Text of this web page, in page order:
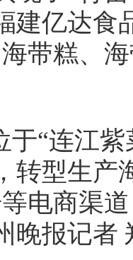
建亿达食
带糕、
于“连江
转型生产
电商渠
晚报记者